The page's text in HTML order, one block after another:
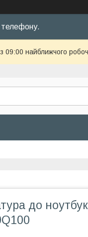
телефону.
09:00 найближчого
до